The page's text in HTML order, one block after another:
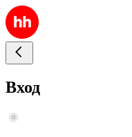
Вход